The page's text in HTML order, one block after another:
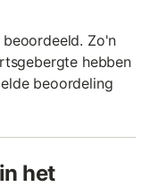
Zo'n
hebben
beoordeling
het